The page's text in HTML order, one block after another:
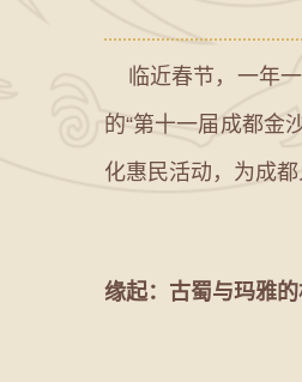
临近春节，一年一
的“第十一届成都金
化惠民活动，为成都
缘起：古蜀与玛雅